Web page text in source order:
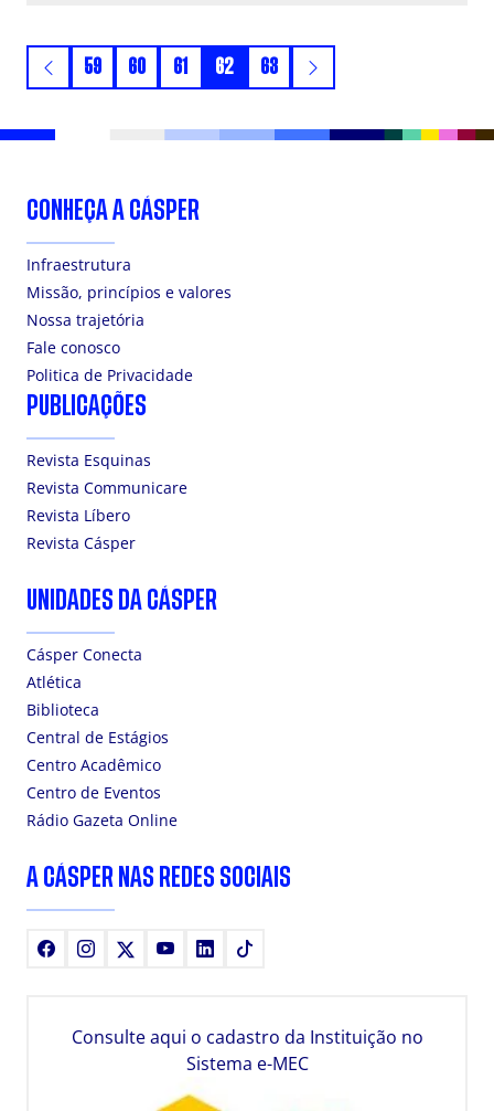
59 60 61 62 63
CONHEÇA A CÁSPER
Infraestrutura
Missão, princípios e valores
Nossa trajetória
Fale conosco
Politica de Privacidade
PUBLICAÇÕES
Revista Esquinas
Revista Communicare
Revista Líbero
Revista Cásper
UNIDADES DA CÁSPER
Cásper Conecta
Atlética
Biblioteca
Central de Estágios
Centro Acadêmico
Centro de Eventos
Rádio Gazeta Online
A CÁSPER NAS REDES SOCIAIS
FacebookInstagram YoutubeLinkedIn
Consulte aqui o cadastro da Instituição no
Sistema e-MEC